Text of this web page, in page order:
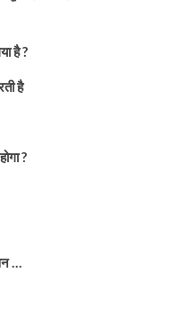
है ?
है
?
…